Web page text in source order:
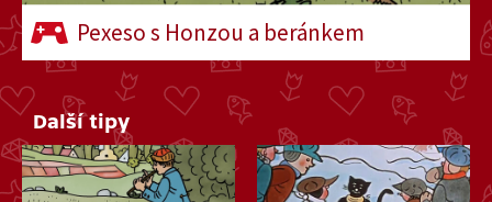
Pexeso s Honzou a beránkem
Další tipy